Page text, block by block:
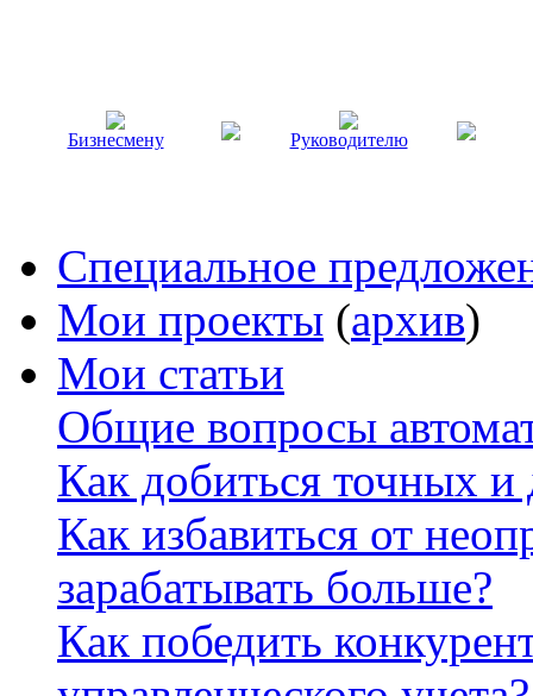
Бизнесмену Руководителю
Специальное
Мои проекты (архив)
Мои статьи
Общие вопросы
Как добиться точных
Как избавиться от
зарабатывать больше?
Как победить